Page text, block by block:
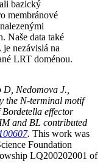
bazický
membránové
Naše data také
nezávislá na
LRT doménou.
Nedomova J.,
the N-terminal motif
effector
and BL contributed
. This work was
Foundation
LQ200202001 of